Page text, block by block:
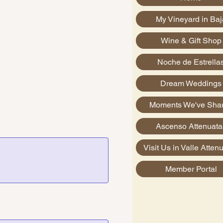
My Vineyard in
Wine & Gift Shop
Noche de
Dream Weddings
Moments We've
Ascenso
Visit Us in Valle
Member Portal